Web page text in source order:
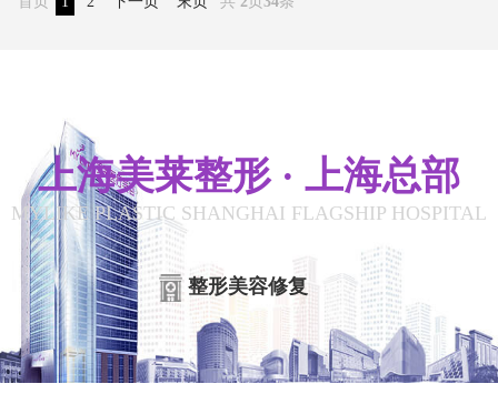
上海美莱整形 · 上海总部
MYLIKE PLASTIC SHANGHAI FLAGSHIP HOSPITAL
整形美容修复